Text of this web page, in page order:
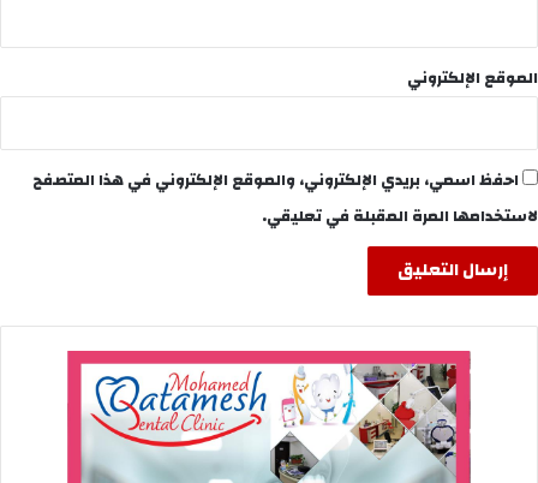
الموقع الإلكتروني
احفظ اسمي، بريدي الإلكتروني، والموقع الإلكتروني في هذا المتصفح
لاستخدامها المرة المقبلة في تعليقي.